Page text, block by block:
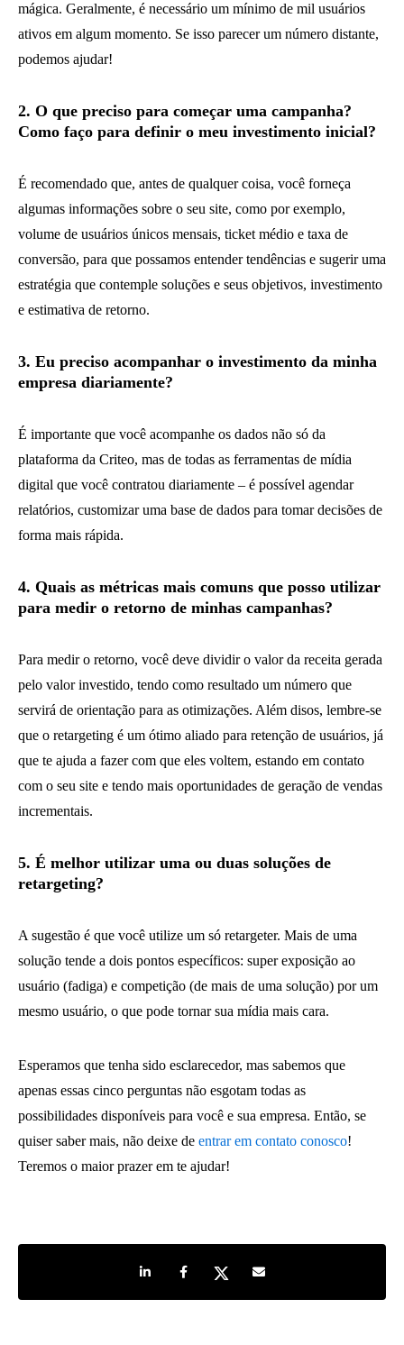
mágica. Geralmente, é necessário um mínimo de mil usuários
ativos em algum momento. Se isso parecer um número distante,
podemos ajudar!
2. O que preciso para começar uma campanha?
Como faço para definir o meu investimento inicial?
É recomendado que, antes de qualquer coisa, você forneça
algumas informações sobre o seu site, como por exemplo,
volume de usuários únicos mensais, ticket médio e taxa de
conversão, para que possamos entender tendências e sugerir uma
estratégia que contemple soluções e seus objetivos, investimento
e estimativa de retorno.
3. Eu preciso acompanhar o investimento da minha
empresa diariamente?
É importante que você acompanhe os dados não só da
plataforma da Criteo, mas de todas as ferramentas de mídia
digital que você contratou diariamente – é possível agendar
relatórios, customizar uma base de dados para tomar decisões de
forma mais rápida.
4. Quais as métricas mais comuns que posso utilizar
para medir o retorno de minhas campanhas?
Para medir o retorno, você deve dividir o valor da receita gerada
pelo valor investido, tendo como resultado um número que
servirá de orientação para as otimizações. Além disos, lembre-se
que o retargeting é um ótimo aliado para retenção de usuários, já
que te ajuda a fazer com que eles voltem, estando em contato
com o seu site e tendo mais oportunidades de geração de vendas
incrementais.
5. É melhor utilizar uma ou duas soluções de
retargeting?
A sugestão é que você utilize um só retargeter. Mais de uma
solução tende a dois pontos específicos: super exposição ao
usuário (fadiga) e competição (de mais de uma solução) por um
mesmo usuário, o que pode tornar sua mídia mais cara.
Esperamos que tenha sido esclarecedor, mas sabemos que
apenas essas cinco perguntas não esgotam todas as
possibilidades disponíveis para você e sua empresa. Então, se
quiser saber mais, não deixe de entrar em contato conosco!
Teremos o maior prazer em te ajudar!
Share on LinkedIn
Share on Facebook
Share on TwitterShare by e-mail